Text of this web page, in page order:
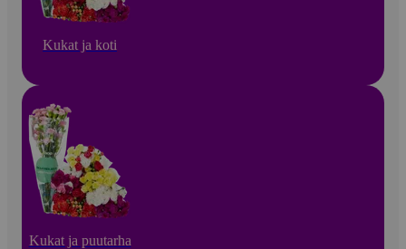
Kukat ja koti
Kukat ja puutarha